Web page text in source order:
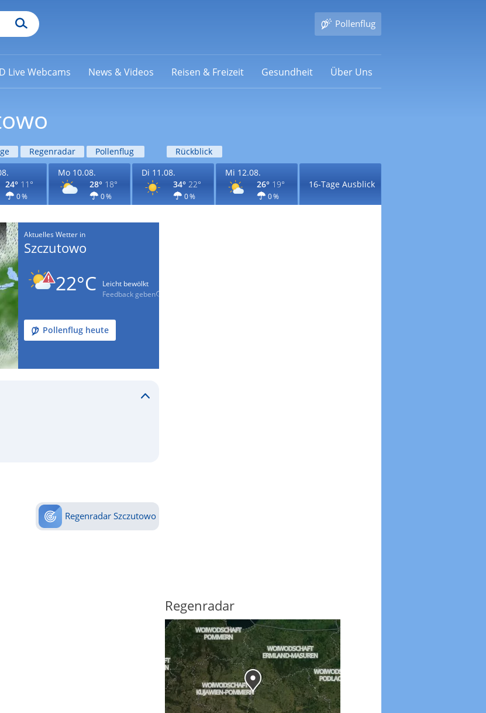
Pollenflug
Live Webcams News & Videos Reisen & Freizeit Gesundheit Über Uns
Regenradar Pollenflug
Rückblick
24° 11°
0 %
Mo 10.08.
28° 18°
0 %
Di 11.08.
34° 22°
0 %
Mi 12.08.
26° 19°
0 %
16-Tage Ausblick
Aktuelles Wetter in
Szczutowo
22°C
Leicht bewölkt
Feedback geben
Pollenflug heute
Regenradar Szczutowo
Regenradar